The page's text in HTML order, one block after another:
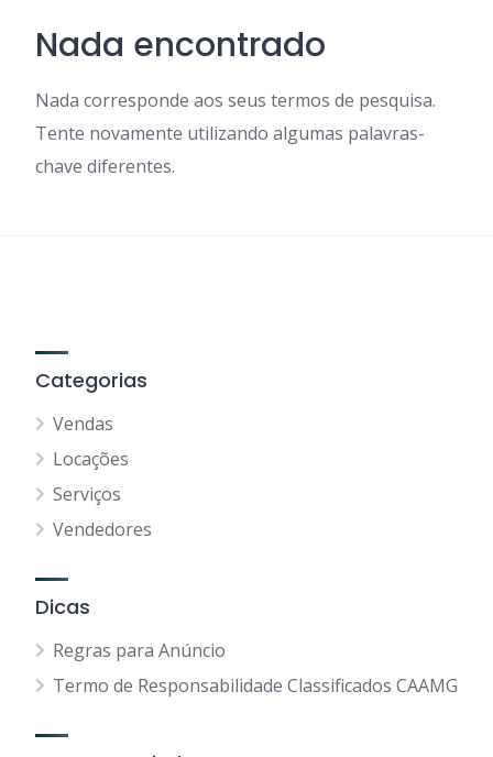
Nada encontrado
Nada corresponde aos seus termos de pesquisa.
Tente novamente utilizando algumas palavras-
chave diferentes.
Categorias
Vendas
Locações
Serviços
Vendedores
Dicas
Regras para Anúncio
Termo de Responsabilidade Classificados CAAMG